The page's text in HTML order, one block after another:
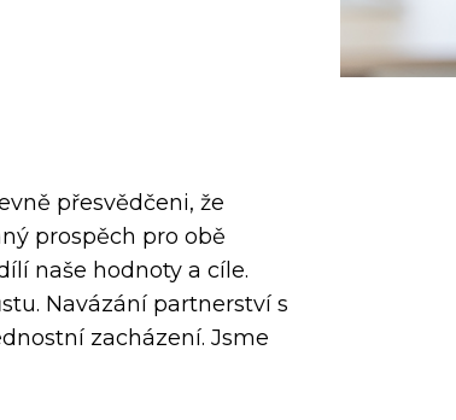
přesvědčeni, že
prospěch pro obě
naše hodnoty a cíle.
Navázání partnerství s
zacházení. Jsme